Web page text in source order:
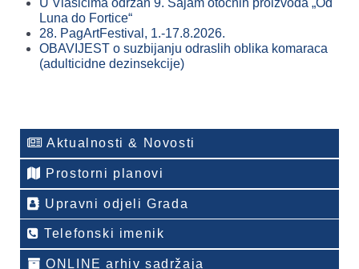
U Vlašićima održan 9. Sajam otočnih proizvoda „Od
Luna do Fortice“
28. PagArtFestival, 1.-17.8.2026.
OBAVIJEST o suzbijanju odraslih oblika komaraca
(adulticidne dezinsekcije)
Aktualnosti & Novosti
Prostorni planovi
Upravni odjeli Grada
Telefonski imenik
ONLINE arhiv sadržaja